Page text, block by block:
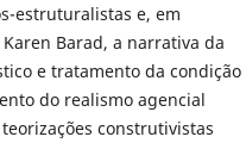
estruturalistas e, em
Barad, a narrativa da
e tratamento da condição
do realismo agencial
construtivistas